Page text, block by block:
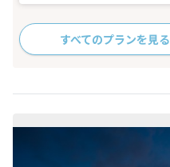
すべてのプランを見る